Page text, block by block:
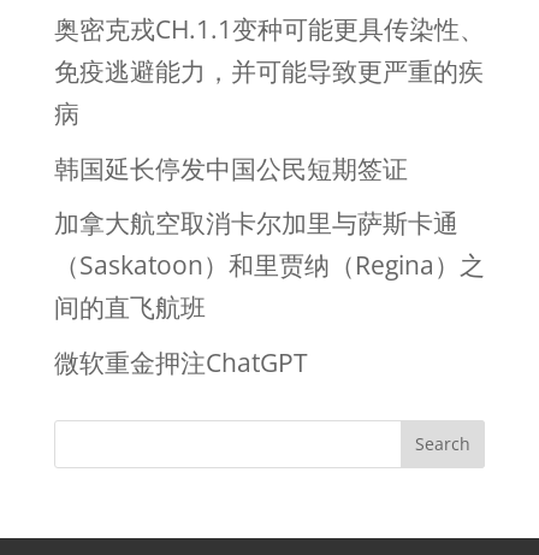
奥密克戎CH.1.1变种可能更具传染性、
免疫逃避能力，并可能导致更严重的疾
病
韩国延长停发中国公民短期签证
加拿大航空取消卡尔加里与萨斯卡通
（Saskatoon）和里贾纳（Regina）之
间的直飞航班
微软重金押注ChatGPT